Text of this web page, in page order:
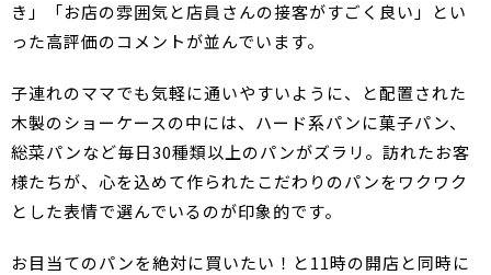
き」「お店の雰囲気と店員さんの接客がすごく良い」とい
った高評価のコメントが並んでいます。
子連れのママでも気軽に通いやすいように、と配置された
木製のショーケースの中には、ハード系パンに菓子パン、
総菜パンなど毎日30種類以上のパンがズラリ。訪れたお客
様たちが、心を込めて作られたこだわりのパンをワクワク
とした表情で選んでいるのが印象的です。
お目当てのパンを絶対に買いたい！と11時の開店と同時に